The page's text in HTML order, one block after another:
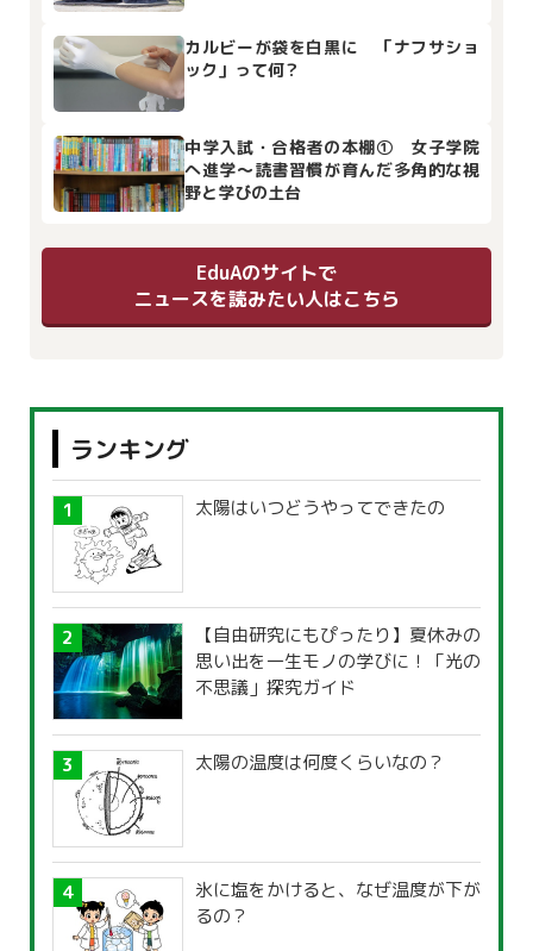
カルビーが袋を白黒に 「ナフサショ
ック」って何？
中学入試・合格者の本棚① 女子学院
へ進学～読書習慣が育んだ多角的な視
野と学びの土台
EduAのサイトで
ニュースを読みたい人はこちら
ランキング
太陽はいつどうやってできたの
【自由研究にもぴったり】夏休みの
思い出を一生モノの学びに！「光の
不思議」探究ガイド
太陽の温度は何度くらいなの？
氷に塩をかけると、なぜ温度が下が
るの？